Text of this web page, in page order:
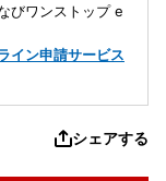
びワンストップ e
イン申請サービス
シェアする